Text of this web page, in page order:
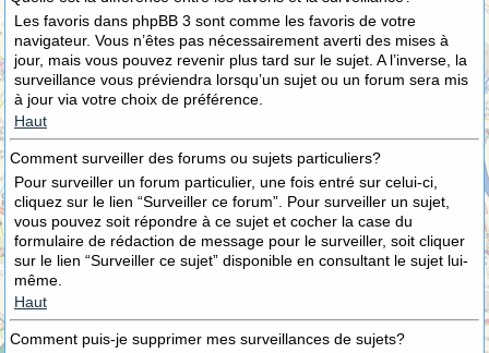
Les favoris dans phpBB 3 sont comme les favoris de votre
navigateur. Vous n’êtes pas nécessairement averti des mises à
jour, mais vous pouvez revenir plus tard sur le sujet. A l’inverse, la
surveillance vous préviendra lorsqu’un sujet ou un forum sera mis
à jour via votre choix de préférence.
Haut
Comment surveiller des forums ou sujets particuliers?
Pour surveiller un forum particulier, une fois entré sur celui-ci,
cliquez sur le lien “Surveiller ce forum”. Pour surveiller un sujet,
vous pouvez soit répondre à ce sujet et cocher la case du
formulaire de rédaction de message pour le surveiller, soit cliquer
sur le lien “Surveiller ce sujet” disponible en consultant le sujet lui-
même.
Haut
Comment puis-je supprimer mes surveillances de sujets?